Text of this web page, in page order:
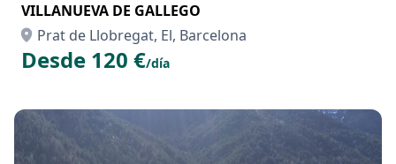
VILLANUEVA DE GALLEGO
Prat de Llobregat, El, Barcelona
Desde 120 €/día